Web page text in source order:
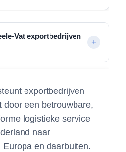
Vat exportbedrijven
exportbedrijven
door een betrouwbare,
logistieke service
naar
Europa en daarbuiten.